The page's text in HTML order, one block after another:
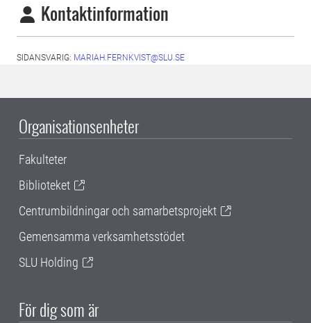
Kontaktinformation
SIDANSVARIG: MARIAH.FERNKVIST@SLU.SE
Organisationsenheter
Fakulteter
Biblioteket
Centrumbildningar och samarbetsprojekt
Gemensamma verksamhetsstödet
SLU Holding
För dig som är